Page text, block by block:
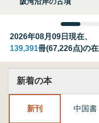
2026年08月09日現在、
139,391冊(67,226点)の
新着の本
新刊 中国書